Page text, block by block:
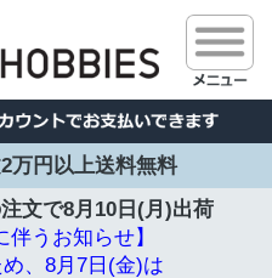
万円以上送料無料
文で8月10日(月)出荷
伴うお知らせ】
、8月7日(金)は